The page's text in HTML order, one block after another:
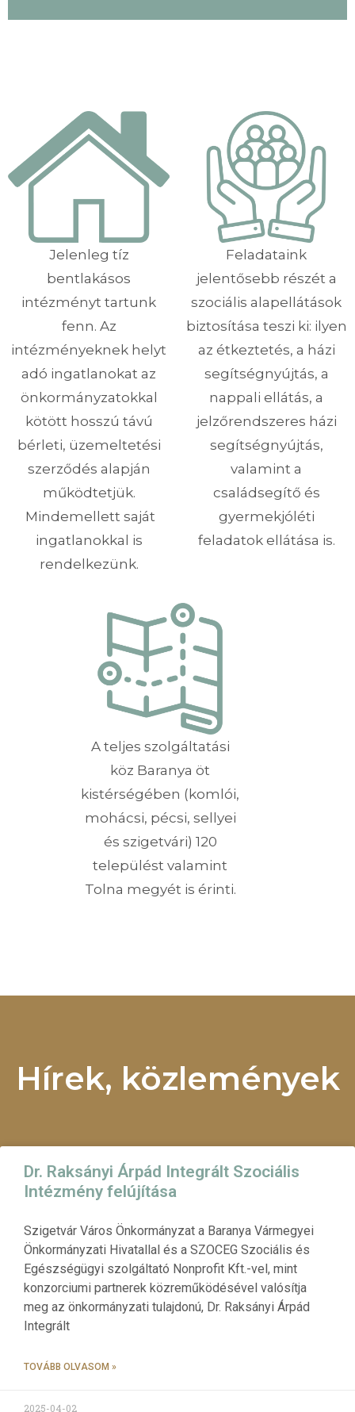
Jelenleg tíz
bentlakásos
intézményt tartunk
fenn. Az
intézményeknek helyt
adó ingatlanokat az
önkormányzatokkal
kötött hosszú távú
bérleti, üzemeltetési
szerződés alapján
működtetjük.
Mindemellett saját
ingatlanokkal is
rendelkezünk.
Feladataink
jelentősebb részét a
szociális alapellátások
biztosítása teszi ki: ilyen
az étkeztetés, a házi
segítségnyújtás, a
nappali ellátás, a
jelzőrendszeres házi
segítségnyújtás,
valamint a
családsegítő és
gyermekjóléti
feladatok ellátása is.
A teljes szolgáltatási
köz Baranya öt
kistérségében (komlói,
mohácsi, pécsi, sellyei
és szigetvári) 120
települést valamint
Tolna megyét is érinti.
Hírek, közlemények
Dr. Raksányi Árpád Integrált Szociális
Intézmény felújítása
Szigetvár Város Önkormányzat a Baranya Vármegyei
Önkormányzati Hivatallal és a SZOCEG Szociális és
Egészségügyi szolgáltató Nonprofit Kft.-vel, mint
konzorciumi partnerek közreműködésével valósítja
meg az önkormányzati tulajdonú, Dr. Raksányi Árpád
Integrált
TOVÁBB OLVASOM »
2025-04-02